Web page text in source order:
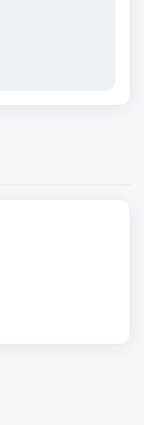
323 000